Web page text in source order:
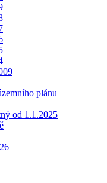
plánu
od 1.1.2025